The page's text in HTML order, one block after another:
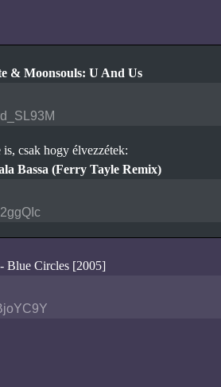
& Moonsouls: U And Us
csak hogy élvezzétek:
Bassa (Ferry Tayle Remix)
Blue Circles [2005]